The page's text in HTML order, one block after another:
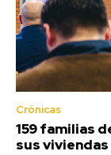
Crónicas
159 familias
sus viviendas